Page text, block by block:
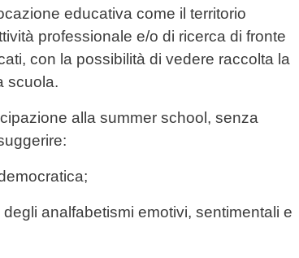
educativa come il territorio
professionale e/o di ricerca di fronte
con la possibilità di vedere raccolta la
scuola.
alla summer school, senza
analfabetismi emotivi, sentimentali e